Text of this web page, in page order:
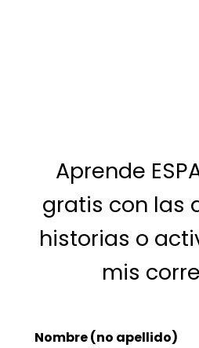
Aprende
gratis con las
historias o
mis
Nombre (no apellido)